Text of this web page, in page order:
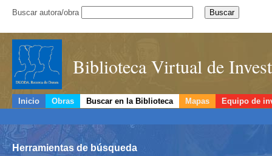
Buscar autora/obra
Biblioteca Virtual de
Inicio Obras Buscar en la Biblioteca Mapas Equipo de
Herramientas de búsqueda